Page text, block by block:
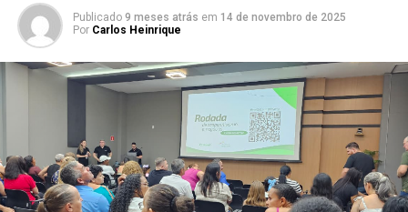
Publicado 9 meses atrás em 14 de novembro de 2025
Por Carlos Heinrique